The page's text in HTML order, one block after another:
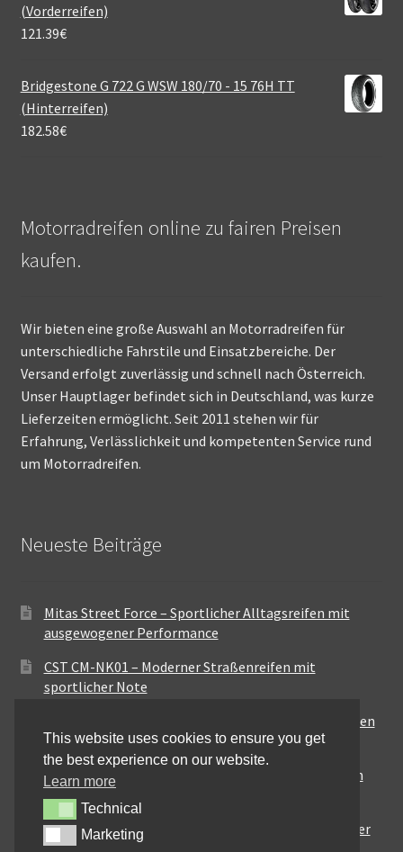
(Vorderreifen)
121.39€
Bridgestone G 722 G WSW 180/70 - 15 76H TT
(Hinterreifen)
182.58€
Motorradreifen online zu fairen Preisen
kaufen.
Wir bieten eine große Auswahl an Motorradreifen für
unterschiedliche Fahrstile und Einsatzbereiche. Der
Versand erfolgt zuverlässig und schnell nach Österreich.
Unser Hauptlager befindet sich in Deutschland, was kurze
Lieferzeiten ermöglicht. Seit 2011 stehen wir für
Erfahrung, Verlässlichkeit und kompetenten Service rund
um Motorradreifen.
Neueste Beiträge
Mitas Street Force – Sportlicher Alltagsreifen mit
ausgewogener Performance
CST CM-NK01 – Moderner Straßenreifen mit
sportlicher Note
Maxxis MA-ST3 – Ausgewogener Sport-Touring-Reifen
für vielseitige Einsätze
Pirelli City Demon – Zuverlässigkeit für den urbanen
Alltag
Metzeler Perfect ME77 – Klassische Optik mit solider
Straßenperformance
This website uses cookies to ensure you get
the best experience on our website.
Learn more
TechnicalTechnical
MarketingMarketing